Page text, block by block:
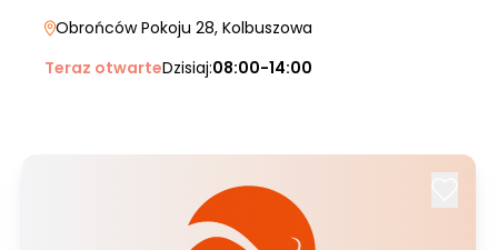
Obrońców Pokoju 28, Kolbuszowa
Teraz otwarteDzisiaj:08:00-14:00